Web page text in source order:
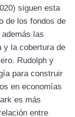
siguen esta
de los fondos de
las
y la cobertura de
Rudolph y
para construir
en economías
es más
entre